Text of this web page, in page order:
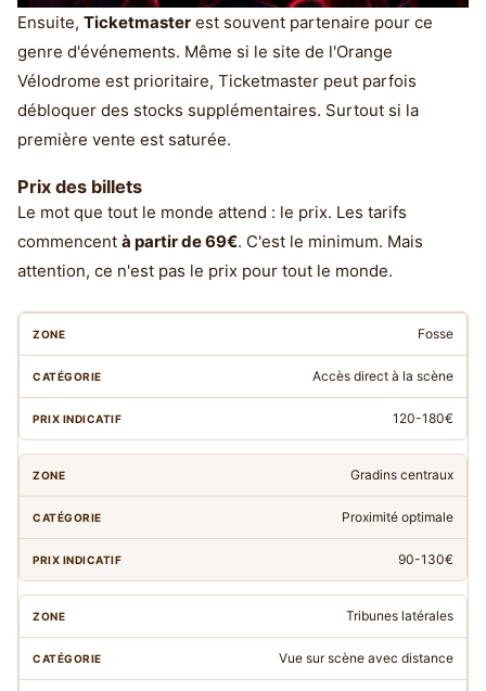
Ensuite, Ticketmaster est souvent partenaire pour ce
genre d'événements. Même si le site de l'Orange
Vélodrome est prioritaire, Ticketmaster peut parfois
débloquer des stocks supplémentaires. Surtout si la
première vente est saturée.
Prix des billets
Le mot que tout le monde attend : le prix. Les tarifs
commencent à partir de 69€. C'est le minimum. Mais
attention, ce n'est pas le prix pour tout le monde.
Fosse
Accès direct à la scène
120-180€
Gradins centraux
Proximité optimale
90-130€
Tribunes latérales
Vue sur scène avec distance